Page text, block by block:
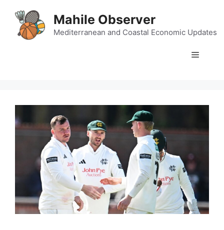
content
Mahile Observer
Mediterranean and Coastal Economic Updates
Menu